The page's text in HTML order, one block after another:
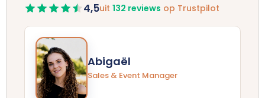
4,5uit 132 reviews op Trustpilot
Abigaël
Sales & Event Manager